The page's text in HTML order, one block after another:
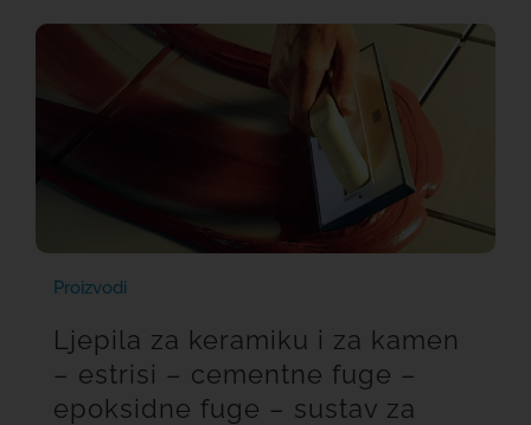
Proizvodi
Ljepila za keramiku i za kamen
– estrisi – cementne fuge –
epoksidne fuge – sustav za